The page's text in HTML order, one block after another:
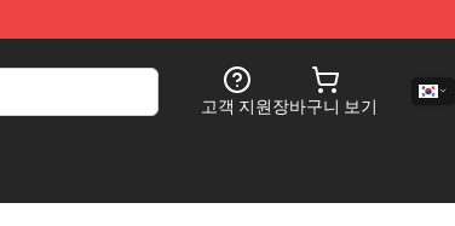
고객 지원장바구니 보기